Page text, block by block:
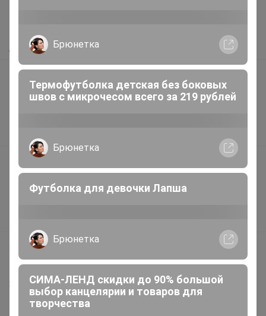
Доставка
Шоурумы
Торговые марки
Подарочные сертификаты
Реклама на сайте
support@24-ok.ru
Написать в поддержку
Защита покупателя
Помощь
Брюнетка
Термофутболка детская без боковых
швов с микрочесом всего за 219 рублей
Брюнетка
Футболка для девочки Лапша
Брюнетка
СИМА-ЛЕНД скидки до 90% большой
выбор канцелярии и товаров для
творчества